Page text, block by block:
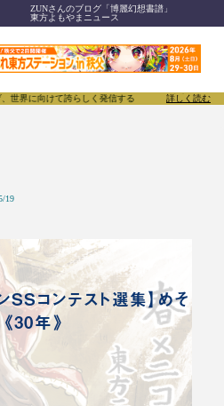
ZUNさんのブログ「博麗幻想書譜」
東方よもやまニュース
らしく発信することで、東方Projectのみならず「
詳しく読む
19
SSコンテスト選集】めそ
30年》